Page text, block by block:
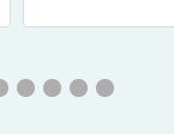
中心
年度